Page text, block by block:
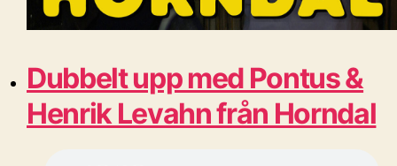
Dubbelt upp med Pontus &
Henrik Levahn från Horndal